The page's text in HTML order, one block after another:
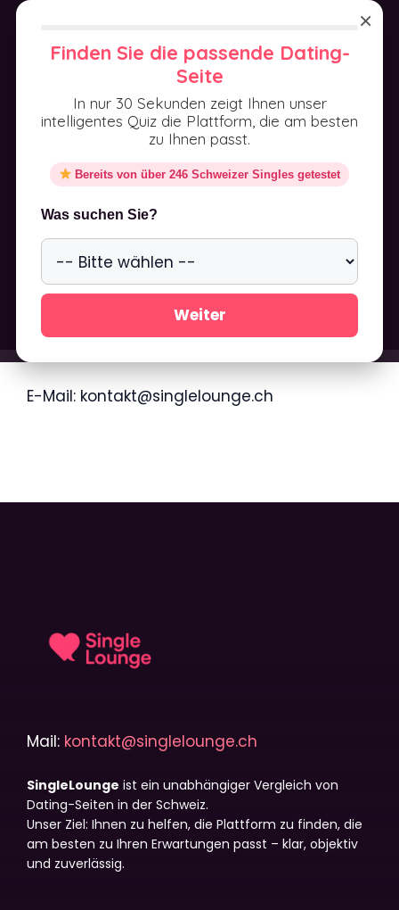
×
Finden Sie die passende Dating-
Seite
In nur 30 Sekunden zeigt Ihnen unser
intelligentes Quiz die Plattform, die am besten
zu Ihnen passt.
Bereits von über 246 Schweizer Singles getestet
Was suchen Sie?
Weiter
Aller
contenu
Impressum
E-Mail: kontakt@singlelounge.ch
Mail: kontakt@singlelounge.ch
SingleLounge ist ein unabhängiger Vergleich von
Dating-Seiten in der Schweiz.
Unser Ziel: Ihnen zu helfen, die Plattform zu finden, die
am besten zu Ihren Erwartungen passt – klar, objektiv
und zuverlässig.